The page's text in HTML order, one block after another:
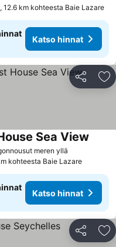
12.6 km kohteesta Baie Lazare
Katso hinnat
Jaa
meren yllä
Sea View
kohteesta Baie Lazare
Katso hinnat
Jaa